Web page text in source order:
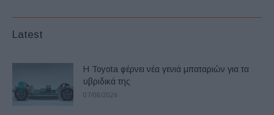
Latest
Η Toyota φέρνει νέα γενιά μπαταριών για τα
υβριδικά της
07/08/2026